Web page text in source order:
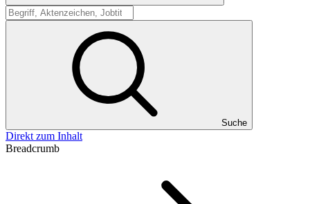
Suche
Suche
Direkt zum Inhalt
Breadcrumb